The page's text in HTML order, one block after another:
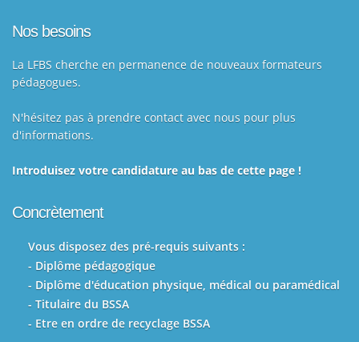
Nos besoins
La LFBS cherche en permanence de nouveaux formateurs
pédagogues.
N'hésitez pas à prendre contact avec nous pour plus
d'informations.
Introduisez votre candidature au bas de cette page !
Concrètement
Vous disposez des pré-requis suivants :
- Diplôme pédagogique
- Diplôme d'éducation physique, médical ou paramédical
- Titulaire du BSSA
- Etre en ordre de recyclage BSSA